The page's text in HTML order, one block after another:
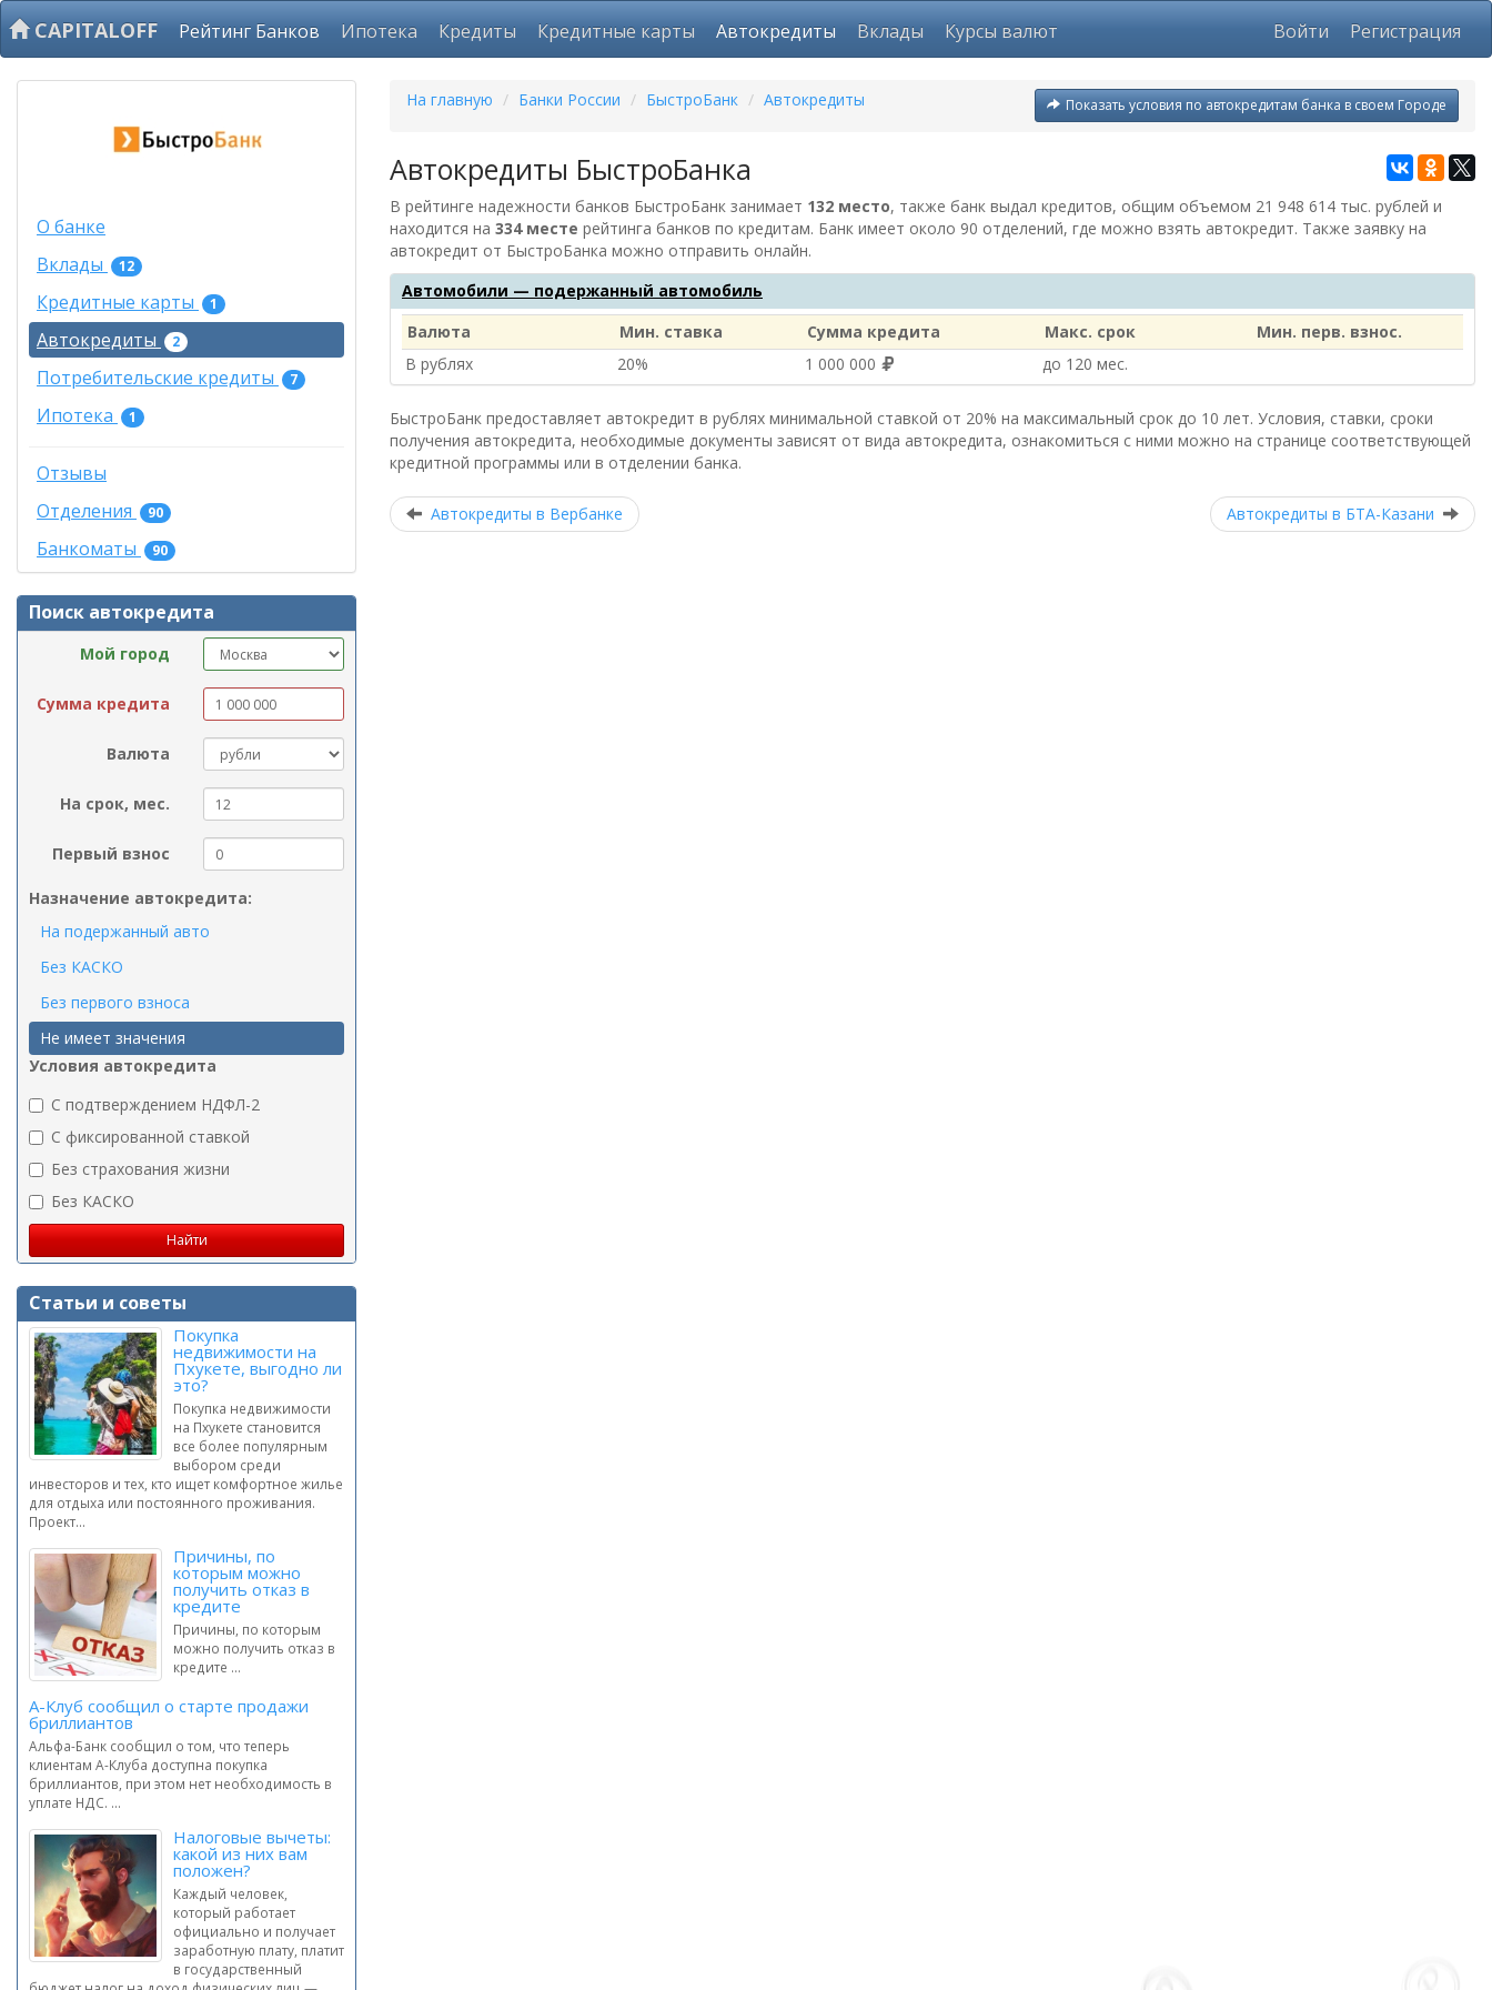
CAPITALOFF Рейтинг Банков Ипотека Кредиты Кредитные карты Автокредиты Вклады Курсы валют Войти Регистрация
О банке
Вклады
12
Кредитные карты 1
Автокредиты 2
Потребительские кредиты 7
Ипотека 1
Отзывы
Отделения
90
Банкоматы 90
Поиск автокредита
Мой город
Сумма кредита
Валюта
На срок, мес.
Первый взнос
Назначение автокредита:
На подержанный авто
Без КАСКО
Без первого взноса
Не имеет значения
Условия автокредита
C подтверждением НДФЛ-2
C фиксированной ставкой
Без страхования жизни
Без КАСКО
Статьи и советы
Покупка
недвижимости на
Пхукете, выгодно ли
это?
Покупка недвижимости
на Пхукете становится
все более популярным
выбором среди
инвесторов и тех, кто ищет комфортное жилье
для отдыха или постоянного проживания.
Проект...
Причины, по
которым можно
получить отказ в
кредите
Причины, по которым
можно получить отказ в
кредите ...
А-Клуб сообщил о старте продажи
бриллиантов
Альфа-Банк сообщил о том, что теперь
клиентам А-Клуба доступна покупка
бриллиантов, при этом нет необходимость в
уплате НДС. ...
Налоговые вычеты:
какой из них вам
положен?
Каждый человек,
который работает
официально и получает
заработную плату, платит
в государственный
Показать условия по автокредитам банка в своем Городе
На главную / Банки России / БыстроБанк / Автокредиты
Автокредиты БыстроБанка
В рейтинге надежности банков БыстроБанк занимает 132 место, также банк выдал кредитов, общим объемом 21 948 614 тыс. рублей и
находится на 334 месте рейтинга банков по кредитам. Банк имеет около 90 отделений, где можно взять автокредит. Также заявку на
автокредит от БыстроБанка можно отправить онлайн.
Автомобили — подержанный автомобиль
Валюта
Мин. ставка Сумма кредита Макс. срок
Мин. перв. взнос.
В рублях
20% 1 000 000 до 120 мес.
БыстроБанк предоставляет автокредит в рублях минимальной ставкой от 20% на максимальный срок до 10 лет. Условия, ставки, сроки
получения автокредита, необходимые документы зависят от вида автокредита, ознакомиться с ними можно на странице соответствующей
кредитной программы или в отделении банка.
Автокредиты в Вербанке Автокредиты в БТА-Казани